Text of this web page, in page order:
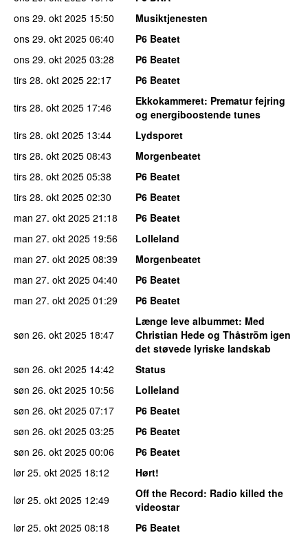
ons 29. okt 2025 15:50
Musiktjenesten
ons 29. okt 2025 06:40
P6 Beatet
ons 29. okt 2025 03:28
P6 Beatet
tirs 28. okt 2025 22:17
P6 Beatet
tirs 28. okt 2025 17:46 Ekkokammeret: Prematur fejring
og energiboostende tunes
tirs 28. okt 2025 13:44
Lydsporet
tirs 28. okt 2025 08:43
Morgenbeatet
tirs 28. okt 2025 05:38
P6 Beatet
tirs 28. okt 2025 02:30
P6 Beatet
man 27. okt 2025 21:18
P6 Beatet
man 27. okt 2025 19:56
Lolleland
man 27. okt 2025 08:39
Morgenbeatet
man 27. okt 2025 04:40
P6 Beatet
man 27. okt 2025 01:29 P6 Beatet
søn 26. okt 2025 18:47
Længe leve albummet: Med
Christian Hede og Thåström igen
det støvede lyriske landskab
søn 26. okt 2025 14:42
Status
søn 26. okt 2025 10:56
Lolleland
søn 26. okt 2025 07:17
P6 Beatet
søn 26. okt 2025 03:25
P6 Beatet
søn 26. okt 2025 00:06
P6 Beatet
lør 25. okt 2025 18:12
Hørt!
lør 25. okt 2025 12:49 Off the Record: Radio killed the
videostar
lør 25. okt 2025 08:18 P6 Beatet